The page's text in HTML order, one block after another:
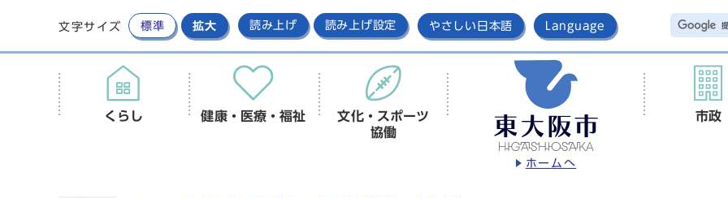
文字サイズ 標準 拡大 読み上げ 読み上げ設定 やさしい日本語 Language
ホームへ
くらし 健康・医療・福祉
文化・スポーツ
協働
市政